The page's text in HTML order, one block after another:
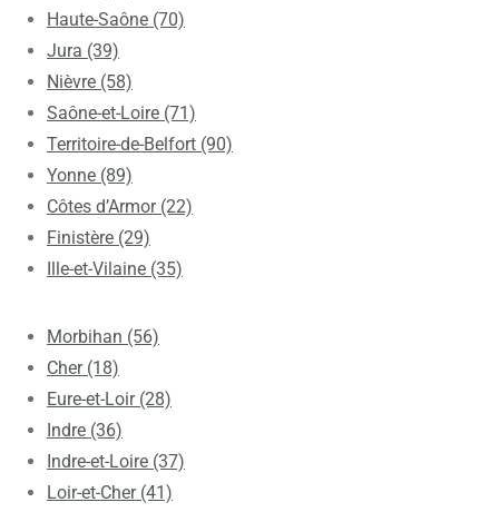
Haute-Saône (70)
Jura (39)
Nièvre (58)
Saône-et-Loire (71)
Territoire-de-Belfort (90)
Yonne (89)
Côtes d’Armor (22)
Finistère (29)
Ille-et-Vilaine (35)
Morbihan (56)
Cher (18)
Eure-et-Loir (28)
Indre (36)
Indre-et-Loire (37)
Loir-et-Cher (41)